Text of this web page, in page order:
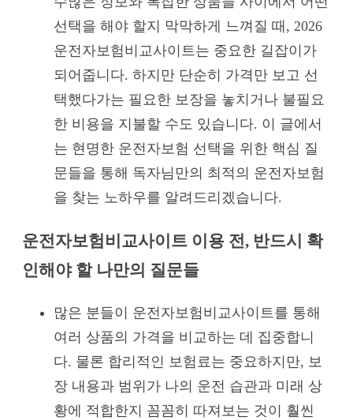
선택을 해야 할지 막막하게 느껴질 때, 2026
운전자보험비교사이트는 중요한 길잡이가
되어줍니다. 하지만 단순히 가격만 보고 선
택했다가는 필요한 보장을 놓치거나 불필요
한 비용을 지불할 수도 있습니다. 이 글에서
는 현명한 운전자보험 선택을 위한 핵심 질
문들을 통해 독자님만의 최적의 운전자보험
을 찾는 노하우를 알려드리겠습니다.
운전자보험비교사이트 이용 전, 반드시 확
인해야 할 나만의 질문들
많은 분들이 운전자보험비교사이트를 통해
여러 상품의 가격을 비교하는 데 집중합니
다. 물론 합리적인 보험료는 중요하지만, 보
장 내용과 범위가 나의 운전 습관과 미래 상
황에 적합한지 꼼꼼히 따져보는 것이 훨씬